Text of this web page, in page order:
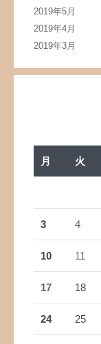
2019年5月
2019年4月
2019年3月
月 火
3 4
10 11
17 18
24 25